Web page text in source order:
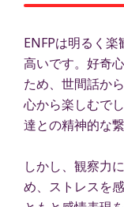
ENFPは明るく
高いです。好奇
ため、世間話か
心から楽しむで
達との精神的な
しかし、観察力
め、ストレスを